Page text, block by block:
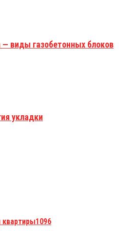
— виды газобетонных блоков
укладки
1096